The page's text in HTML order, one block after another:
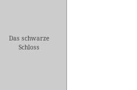
Das schwarze
Schloss